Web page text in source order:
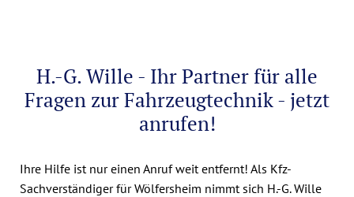
H.-G. Wille - Ihr Partner für alle
Fragen zur Fahrzeugtechnik - jetzt
anrufen!
Ihre Hilfe ist nur einen Anruf weit entfernt! Als Kfz-
Sachverständiger für Wölfersheim nimmt sich H.-G. Wille